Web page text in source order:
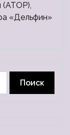
(АТОР),
«Дельфин»